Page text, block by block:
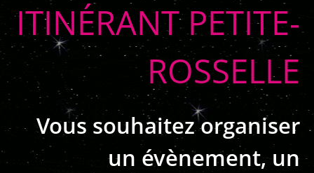
ITINÉRANT PETITE-
ROSSELLE
Vous souhaitez organiser
un évènement, un